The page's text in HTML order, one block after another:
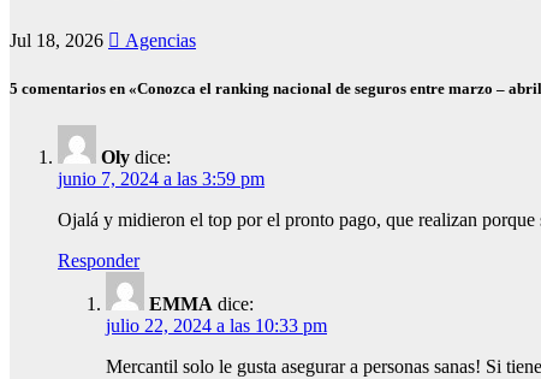
Jul 18, 2026 Agencias
5 comentarios en «Conozca el ranking nacional de seguros entre marzo –
Oly dice:
junio 7, 2024 a las 3:59 pm
Ojalá y midieron el top por el pronto pago, que realizan
Responder
EMMA dice:
julio 22, 2024 a las 10:33 pm
Mercantil solo le gusta asegurar a personas sanas! Si